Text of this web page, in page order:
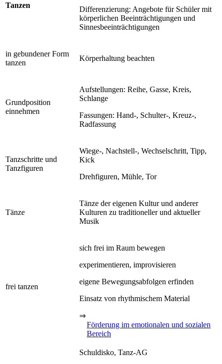
Tanzen
Differenzierung: Angebote für Schüler mit
körperlichen Beeinträchtigungen und
Sinnesbeeinträchtigungen
in gebundener Form
tanzen
Körperhaltung beachten
Grundposition
einnehmen
Aufstellungen: Reihe, Gasse, Kreis,
Schlange
Fassungen: Hand-, Schulter-, Kreuz-,
Radfassung
Tanzschritte und
Tanzfiguren
Wiege-, Nachstell-, Wechselschritt, Tipp,
Kick
Drehfiguren, Mühle, Tor
Tänze
Tänze der eigenen Kultur und anderer
Kulturen zu traditioneller und aktueller
Musik
frei tanzen
sich frei im Raum bewegen
experimentieren, improvisieren
eigene Bewegungsabfolgen erfinden
Einsatz von rhythmischem Material
⇒
Förderung im emotionalen und sozialen
Bereich
Schuldisko, Tanz-AG